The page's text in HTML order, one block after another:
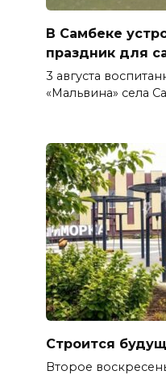
В Самбеке
праздник для
3 августа
«Мальвина» села
Строится
Второе